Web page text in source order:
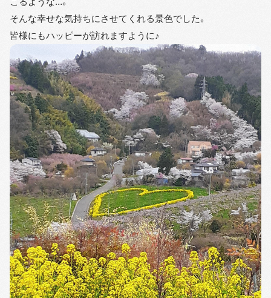
そんな幸せな気持ちにさせてくれる景色でした。
皆様にもハッピーが訪れますように♪